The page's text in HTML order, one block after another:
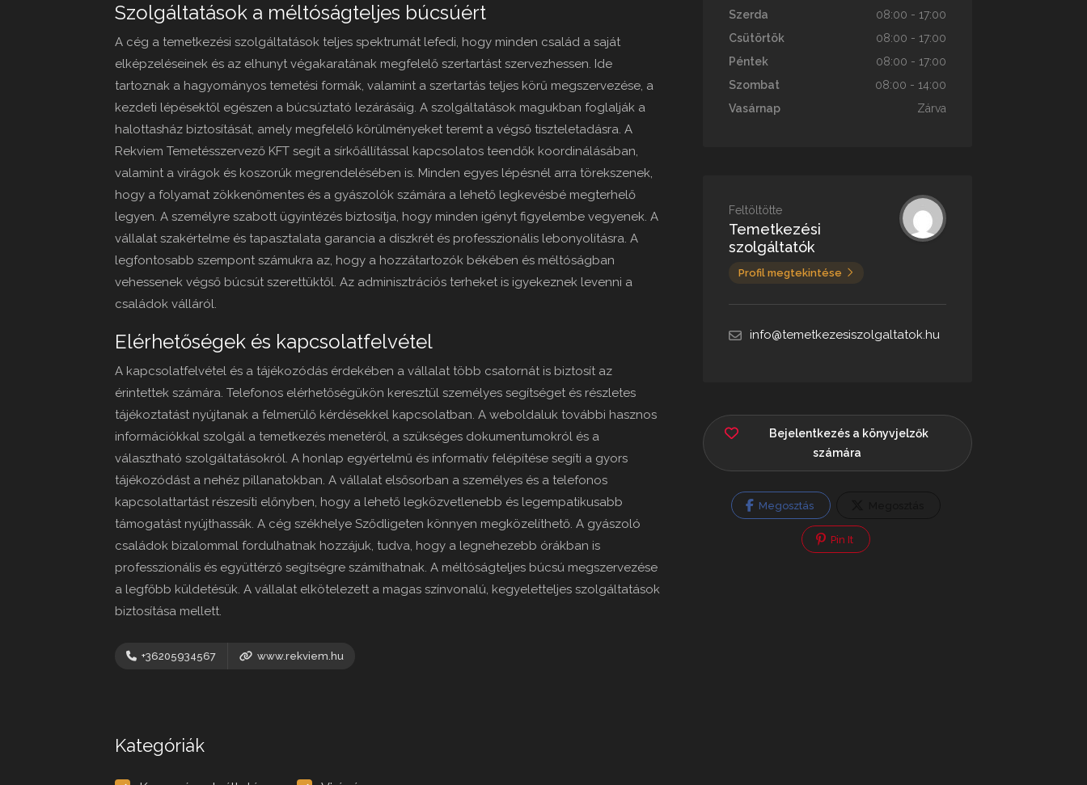
Szolgáltatások a méltóságteljes búcsúért
A cég a temetkezési szolgáltatások teljes spektrumát lefedi, hogy minden család a saját
elképzeléseinek és az elhunyt végakaratának megfelelő szertartást szervezhessen. Ide
tartoznak a hagyományos temetési formák, valamint a szertartás teljes körű megszervezése, a
kezdeti lépésektől egészen a búcsúztató lezárásáig. A szolgáltatások magukban foglalják a
halottasház biztosítását, amely megfelelő körülményeket teremt a végső tiszteletadásra. A
Rekviem Temetésszervező KFT segít a sírkőállítással kapcsolatos teendők koordinálásában,
valamint a virágok és koszorúk megrendelésében is. Minden egyes lépésnél arra törekszenek,
hogy a folyamat zökkenőmentes és a gyászolók számára a lehető legkevésbé megterhelő
legyen. A személyre szabott ügyintézés biztosítja, hogy minden igényt figyelembe vegyenek. A
vállalat szakértelme és tapasztalata garancia a diszkrét és professzionális lebonyolításra. A
legfontosabb szempont számukra az, hogy a hozzátartozók békében és méltóságban
vehessenek végső búcsút szerettüktől. Az adminisztrációs terheket is igyekeznek levenni a
családok válláról.
Elérhetőségek és kapcsolatfelvétel
A kapcsolatfelvétel és a tájékozódás érdekében a vállalat több csatornát is biztosít az
érintettek számára. Telefonos elérhetőségükön keresztül személyes segítséget és részletes
tájékoztatást nyújtanak a felmerülő kérdésekkel kapcsolatban. A weboldaluk további hasznos
információkkal szolgál a temetkezés menetéről, a szükséges dokumentumokról és a
választható szolgáltatásokról. A honlap egyértelmű és informatív felépítése segíti a gyors
tájékozódást a nehéz pillanatokban. A vállalat elsősorban a személyes és a telefonos
kapcsolattartást részesíti előnyben, hogy a lehető legközvetlenebb és legempatikusabb
támogatást nyújthassák. A cég székhelye Sződligeten könnyen megközelíthető. A gyászoló
családok bizalommal fordulhatnak hozzájuk, tudva, hogy a legnehezebb órákban is
professzionális és együttérző segítségre számíthatnak. A méltóságteljes búcsú megszervezése
a legfőbb küldetésük. A vállalat elkötelezett a magas színvonalú, kegyeletteljes szolgáltatások
biztosítása mellett.
+36205934567 www.rekviem.hu
Kategóriák
Szerda
08:00 - 17:00
Csütörtök
08:00 - 17:00
Péntek
08:00 - 17:00
Szombat
08:00 - 14:00
Vasárnap
Zárva
Feltöltötte
Temetkezési
szolgáltatók
Profil megtekintése
info@temetkezesiszolgaltatok.hu
Bejelentkezés a könyvjelzők
számára
Megosztás
Pin It